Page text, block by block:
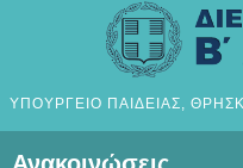
ΥΠΟΥΡΓΕΙΟ ΠΑΙΔΕΙΑΣ,